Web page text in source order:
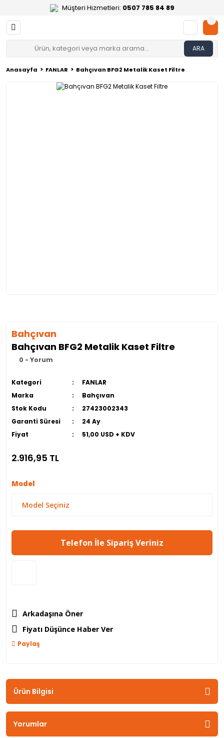
Müşteri Hizmetleri: 0507 785 84 89
ARA
Anasayfa FANLAR Bahçıvan BFG2 Metalik Kaset Filtre
Bahçıvan
Bahçıvan BFG2 Metalik Kaset Filtre
0 - Yorum
Kategori
FANLAR
Marka
Bahçıvan
Stok Kodu
27423002343
Garanti Süresi
24 Ay
Fiyat
51,00 USD + KDV
2.916,95 TL
Model
Telefon İle Sipariş Veriniz
Arkadaşına Öner
Fiyatı Düşünce Haber Ver
Paylaş
Ürün Bilgisi
Yorumlar